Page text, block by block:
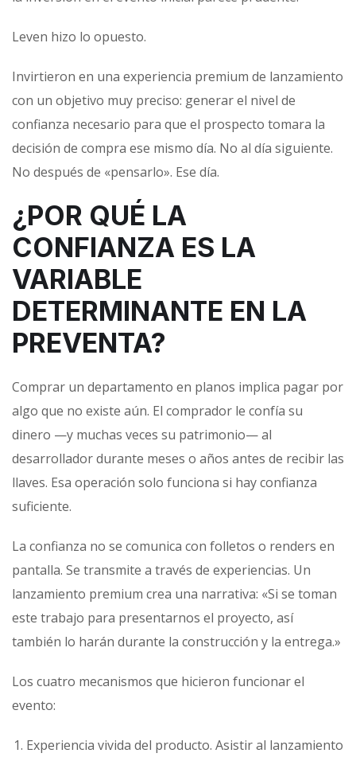
Leven hizo lo opuesto.
Invirtieron en una experiencia premium de lanzamiento
con un objetivo muy preciso: generar el nivel de
confianza necesario para que el prospecto tomara la
decisión de compra ese mismo día. No al día siguiente.
No después de «pensarlo». Ese día.
¿POR QUÉ LA
CONFIANZA ES LA
VARIABLE
DETERMINANTE EN LA
PREVENTA?
Comprar un departamento en planos implica pagar por
algo que no existe aún. El comprador le confía su
dinero —y muchas veces su patrimonio— al
desarrollador durante meses o años antes de recibir las
llaves. Esa operación solo funciona si hay confianza
suficiente.
La confianza no se comunica con folletos o renders en
pantalla. Se transmite a través de experiencias. Un
lanzamiento premium crea una narrativa: «Si se toman
este trabajo para presentarnos el proyecto, así
también lo harán durante la construcción y la entrega.»
Los cuatro mecanismos que hicieron funcionar el
evento:
Experiencia vivida del producto. Asistir al lanzamiento